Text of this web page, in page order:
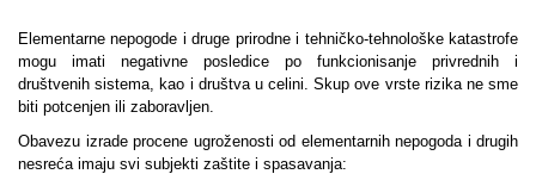
Elementarne nepogode i druge prirodne i tehničko-tehnološke katastrofe
mogu imati negativne posledice po funkcionisanje privrednih i
društvenih sistema, kao i društva u celini. Skup ove vrste rizika ne sme
biti potcenjen ili zaboravljen.
Obavezu izrade procene ugroženosti od elementarnih nepogoda i drugih
nesreća imaju svi subjekti zaštite i spasavanja: